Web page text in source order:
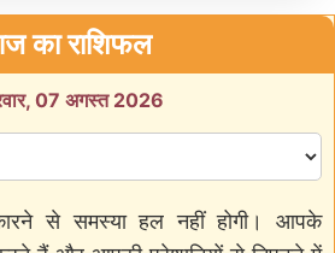
का राशिफल
07 अगस्त 2026
से समस्या हल नहीं होगी। आपके